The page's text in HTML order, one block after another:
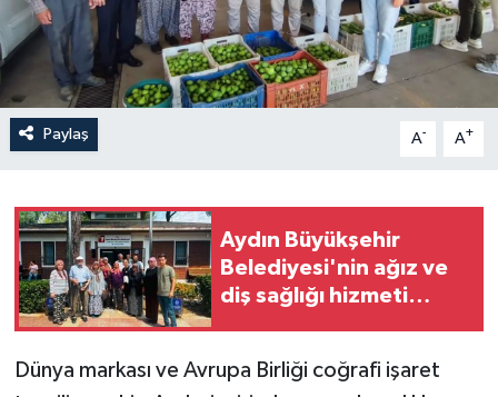
Paylaş A- A+
Aydın Büyükşehir
Belediyesi'nin ağız ve
diş sağlığı hizmeti
Dünya markası ve Avrupa Birliği coğrafi işaret